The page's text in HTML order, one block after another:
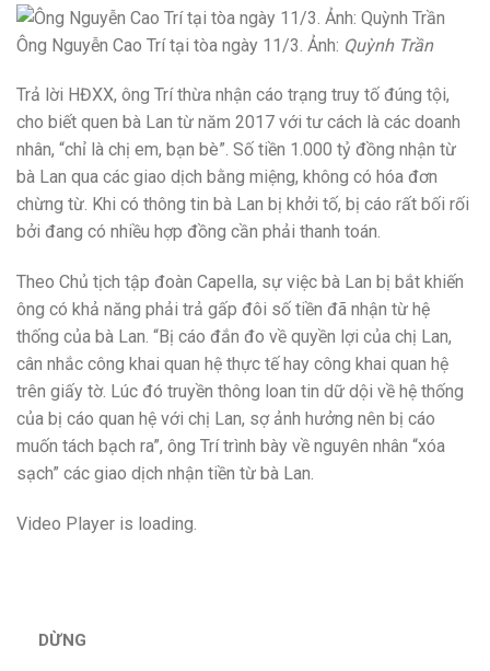
Ông Nguyễn Cao Trí tại tòa ngày 11/3. Ảnh: Quỳnh Trần
Trả lời HĐXX, ông Trí thừa nhận cáo trạng truy tố đúng tội,
cho biết quen bà Lan từ năm 2017 với tư cách là các doanh
nhân, “chỉ là chị em, bạn bè”. Số tiền 1.000 tỷ đồng nhận từ
bà Lan qua các giao dịch bằng miệng, không có hóa đơn
chừng từ. Khi có thông tin bà Lan bị khởi tố, bị cáo rất bối rối
bởi đang có nhiều hợp đồng cần phải thanh toán.
Theo Chủ tịch tập đoàn Capella, sự việc bà Lan bị bắt khiến
ông có khả năng phải trả gấp đôi số tiền đã nhận từ hệ
thống của bà Lan. “Bị cáo đắn đo về quyền lợi của chị Lan,
cân nhắc công khai quan hệ thực tế hay công khai quan hệ
trên giấy tờ. Lúc đó truyền thông loan tin dữ dội về hệ thống
của bị cáo quan hệ với chị Lan, sợ ảnh hưởng nên bị cáo
muốn tách bạch ra”, ông Trí trình bày về nguyên nhân “xóa
sạch” các giao dịch nhận tiền từ bà Lan.
Video Player is loading.
DỪNG